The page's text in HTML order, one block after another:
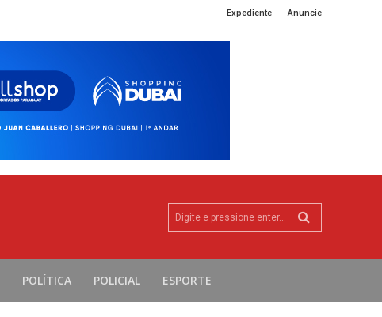
Expediente Anuncie
Digite e pressione enter...
POLÍTICA POLICIAL ESPORTE